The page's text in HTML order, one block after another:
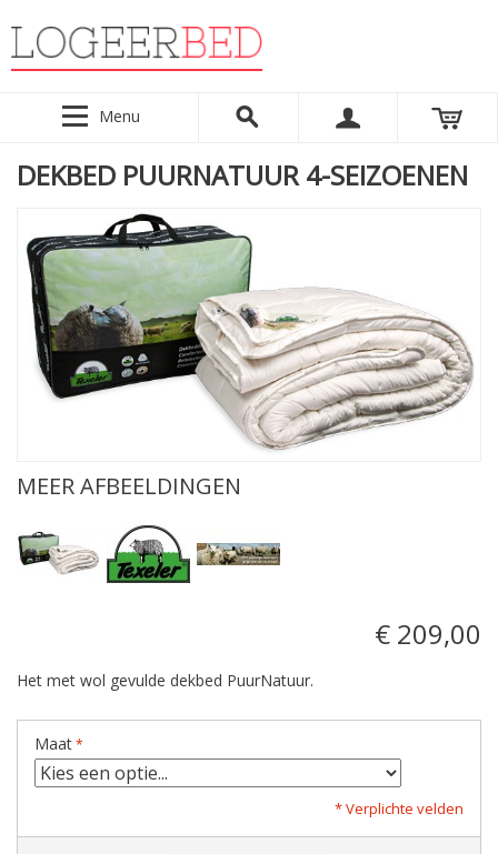
Menu
DEKBED PUURNATUUR 4-SEIZOENEN
MEER AFBEELDINGEN
€ 209,00
Het met wol gevulde dekbed PuurNatuur.
Maat
* Verplichte velden